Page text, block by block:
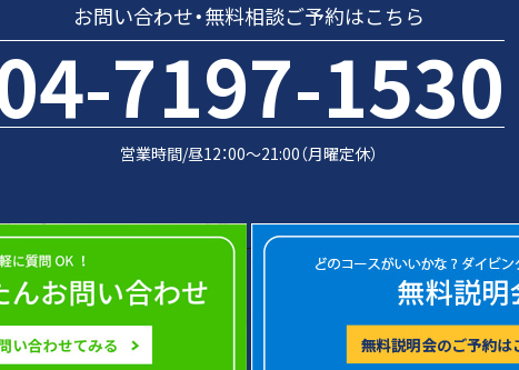
お問い合わせ・無料相談ご予約はこちら
7197-1530
営業時間/昼12：00～21:00（月曜定休）